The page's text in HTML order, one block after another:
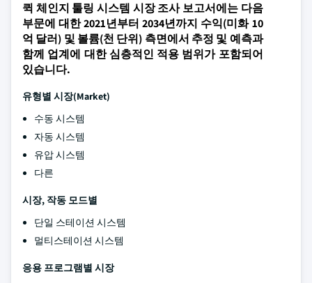
퀵 체인지 툴링 시스템 시장 조사 보고서에는 다음
부문에 대한 2021년부터 2034년까지 수익(미화 10
억 달러) 및 볼륨(천 단위) 측면에서 추정 및 예측과
함께 업계에 대한 심층적인 적용 범위가 포함되어
있습니다.
유형별 시장(Market)
수동 시스템
자동 시스템
유압 시스템
다른
시장, 작동 모드별
단일 스테이션 시스템
멀티스테이션 시스템
응용 프로그램별 시장